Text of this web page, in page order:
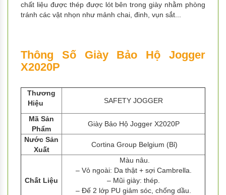
chất liệu được thép được lót bên trong giày nhằm phòng
tránh các vật nhọn như mảnh chai, đinh, vụn sắt...
Thông Số Giày Bảo Hộ Jogger
X2020P
Thương
Hiệu
SAFETY JOGGER
Mã Sản
Phẩm
Giày Bảo Hộ Jogger X2020P
Nước Sản
Xuất
Cortina Group Belgium (Bỉ)
Chất Liệu
Màu nâu.
– Vỏ ngoài: Da thật + sợi Cambrella.
– Mũi giày: thép.
– Đế 2 lớp PU giảm sóc, chống dầu.